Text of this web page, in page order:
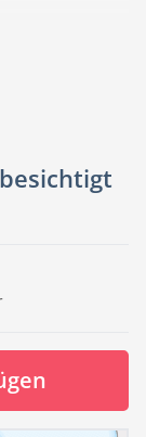
der Blick
in gut
viel
Das
befinden
auch hier
kommt.